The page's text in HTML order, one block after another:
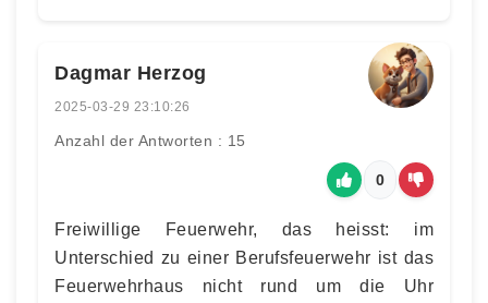
Dagmar Herzog
2025-03-29 23:10:26
Anzahl der Antworten : 15
0
Freiwillige Feuerwehr, das heisst: im
Unterschied zu einer Berufsfeuerwehr ist das
Feuerwehrhaus nicht rund um die Uhr